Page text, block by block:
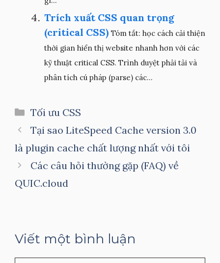
Trích xuất CSS quan trọng
(critical CSS) Tóm tắt: học cách cải thiện
thời gian hiển thị website nhanh hơn với các
kỹ thuật critical CSS. Trình duyệt phải tải và
phân tích cú pháp (parse) các...
Danh
mục
Tối ưu CSS
Tại sao LiteSpeed Cache version 3.0
là plugin cache chất lượng nhất với tôi
Các câu hỏi thường gặp (FAQ) về
QUIC.cloud
Viết một bình luận